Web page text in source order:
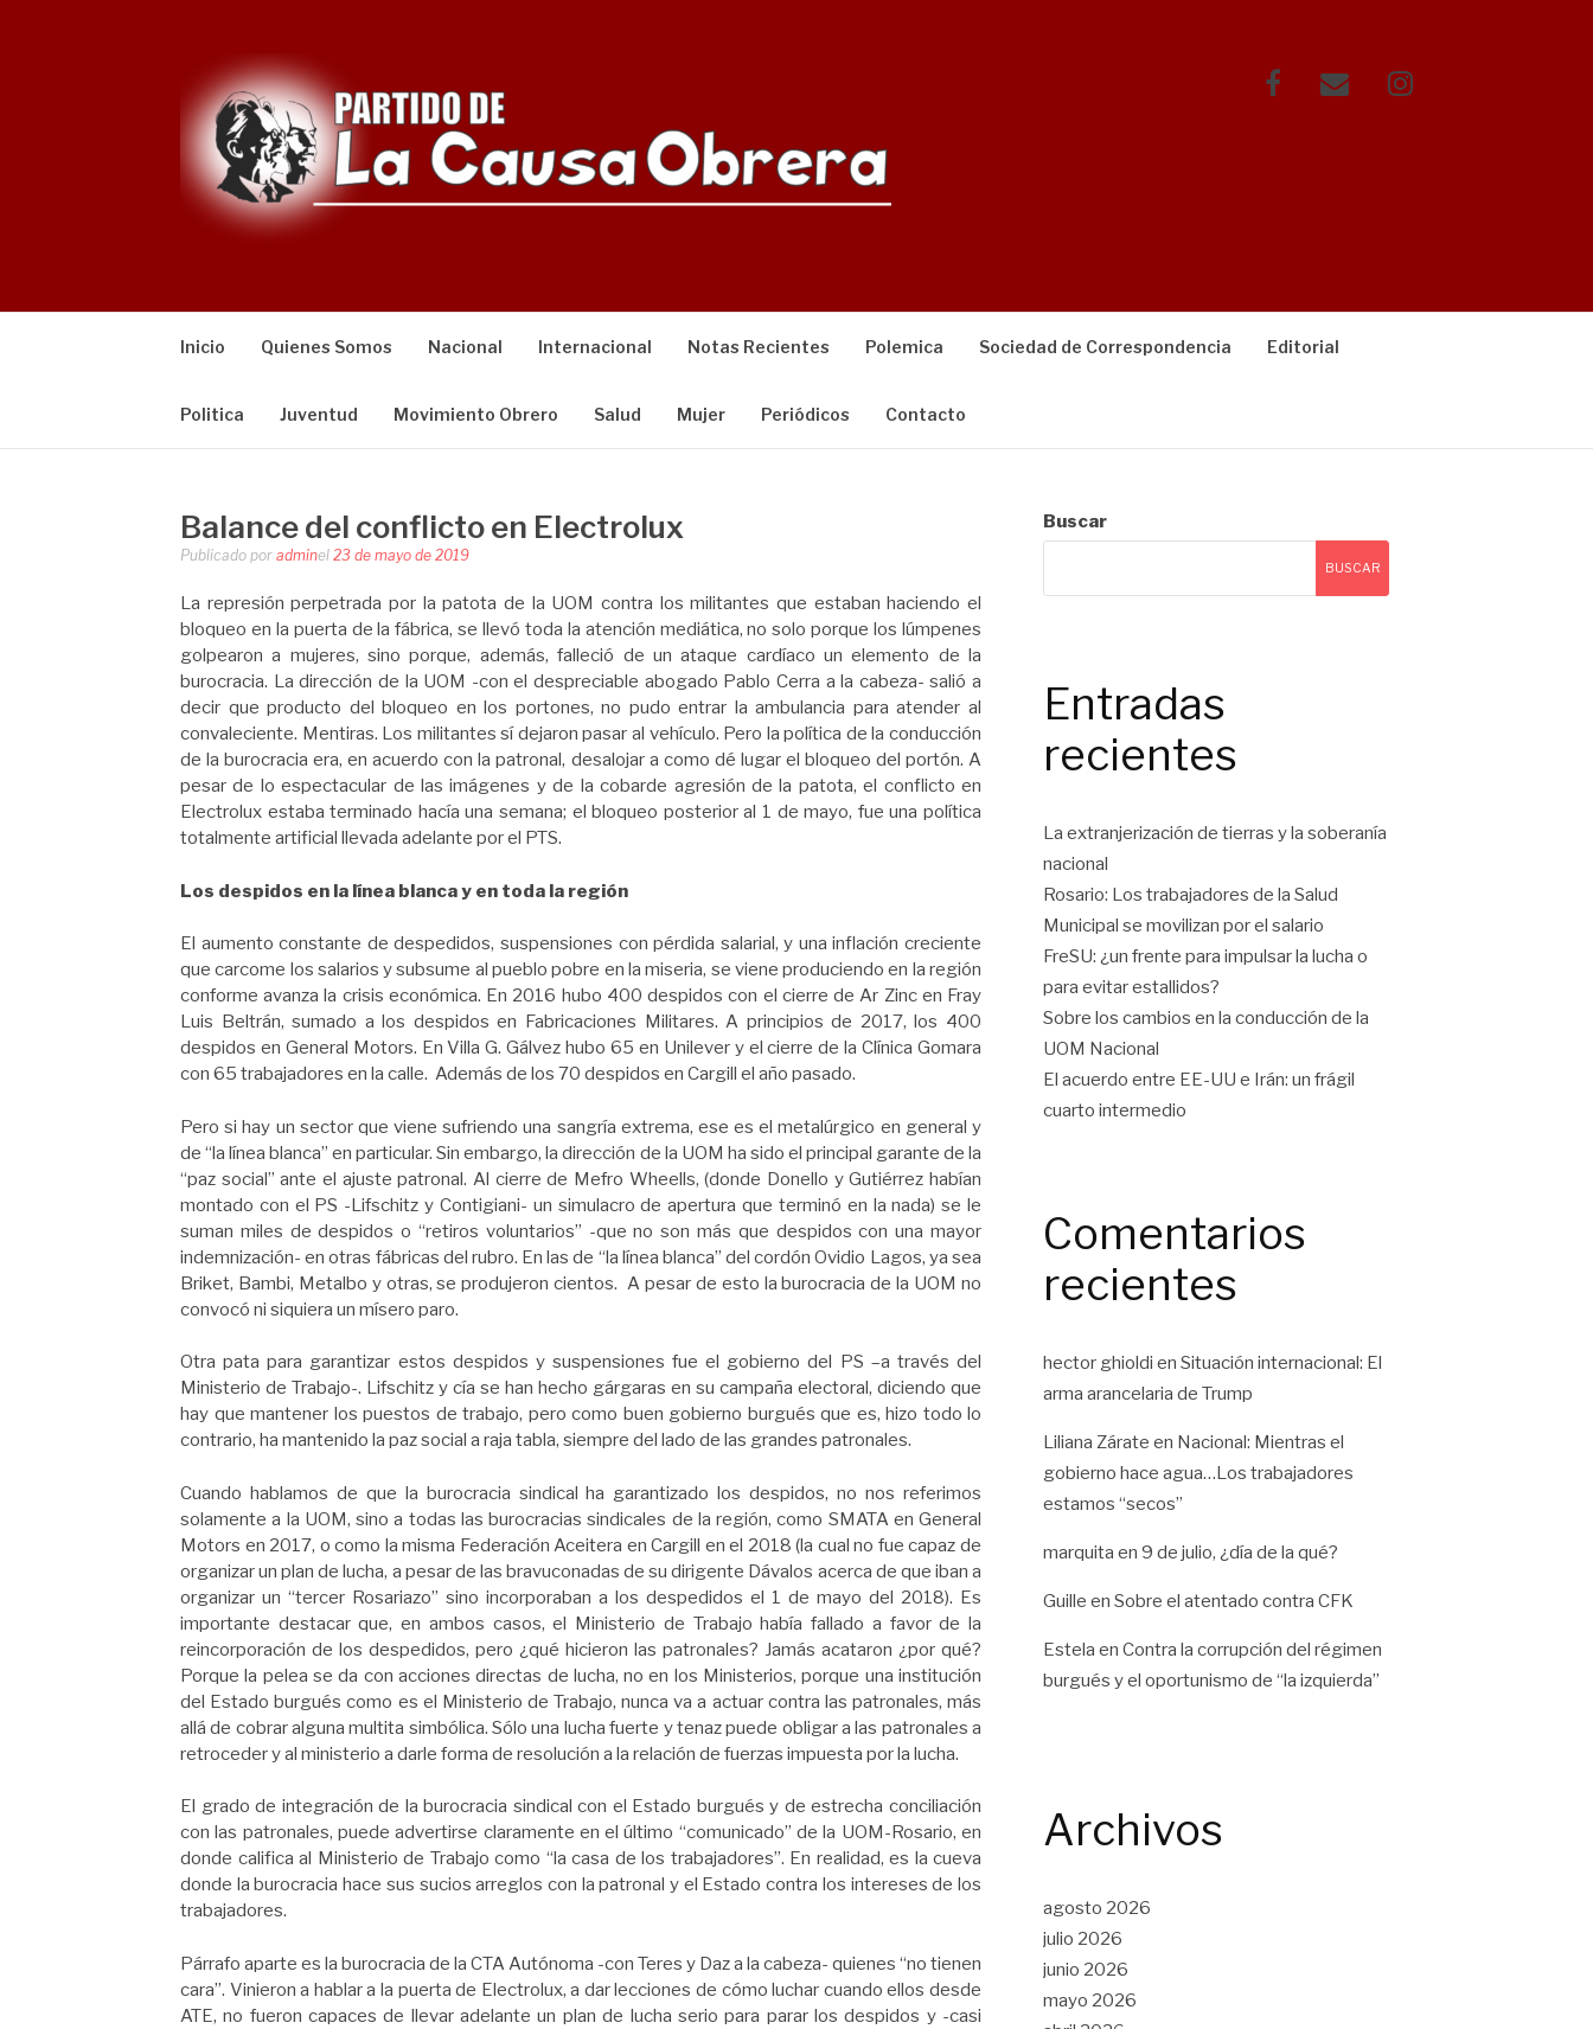
FacebookCorreo Instagram
Inicio Quienes Somos Nacional Internacional Notas Recientes Polemica Sociedad de Correspondencia Editorial
Politica Juventud Movimiento Obrero Salud Mujer Periódicos Contacto
Balance del conflicto en Electrolux
Publicado por adminel 23 de mayo de 2019
La represión perpetrada por la patota de la UOM contra los militantes que estaban haciendo el
bloqueo en la puerta de la fábrica, se llevó toda la atención mediática, no solo porque los lúmpenes
golpearon a mujeres, sino porque, además, falleció de un ataque cardíaco un elemento de la
burocracia. La dirección de la UOM -con el despreciable abogado Pablo Cerra a la cabeza- salió a
decir que producto del bloqueo en los portones, no pudo entrar la ambulancia para atender al
convaleciente. Mentiras. Los militantes sí dejaron pasar al vehículo. Pero la política de la conducción
de la burocracia era, en acuerdo con la patronal, desalojar a como dé lugar el bloqueo del portón. A
pesar de lo espectacular de las imágenes y de la cobarde agresión de la patota, el conflicto en
Electrolux estaba terminado hacía una semana; el bloqueo posterior al 1 de mayo, fue una política
totalmente artificial llevada adelante por el PTS.
Los despidos en la línea blanca y en toda la región
El aumento constante de despedidos, suspensiones con pérdida salarial, y una inflación creciente
que carcome los salarios y subsume al pueblo pobre en la miseria, se viene produciendo en la región
conforme avanza la crisis económica. En 2016 hubo 400 despidos con el cierre de Ar Zinc en Fray
Luis Beltrán, sumado a los despidos en Fabricaciones Militares. A principios de 2017, los 400
despidos en General Motors. En Villa G. Gálvez hubo 65 en Unilever y el cierre de la Clínica Gomara
con 65 trabajadores en la calle. Además de los 70 despidos en Cargill el año pasado.
Pero si hay un sector que viene sufriendo una sangría extrema, ese es el metalúrgico en general y
de “la línea blanca” en particular. Sin embargo, la dirección de la UOM ha sido el principal garante de la
“paz social” ante el ajuste patronal. Al cierre de Mefro Wheells, (donde Donello y Gutiérrez habían
montado con el PS -Lifschitz y Contigiani- un simulacro de apertura que terminó en la nada) se le
suman miles de despidos o “retiros voluntarios” -que no son más que despidos con una mayor
indemnización- en otras fábricas del rubro. En las de “la línea blanca” del cordón Ovidio Lagos, ya sea
Briket, Bambi, Metalbo y otras, se produjeron cientos. A pesar de esto la burocracia de la UOM no
convocó ni siquiera un mísero paro.
Otra pata para garantizar estos despidos y suspensiones fue el gobierno del PS –a través del
Ministerio de Trabajo-. Lifschitz y cía se han hecho gárgaras en su campaña electoral, diciendo que
hay que mantener los puestos de trabajo, pero como buen gobierno burgués que es, hizo todo lo
contrario, ha mantenido la paz social a raja tabla, siempre del lado de las grandes patronales.
Cuando hablamos de que la burocracia sindical ha garantizado los despidos, no nos referimos
solamente a la UOM, sino a todas las burocracias sindicales de la región, como SMATA en General
Motors en 2017, o como la misma Federación Aceitera en Cargill en el 2018 (la cual no fue capaz de
organizar un plan de lucha, a pesar de las bravuconadas de su dirigente Dávalos acerca de que iban a
organizar un “tercer Rosariazo” sino incorporaban a los despedidos el 1 de mayo del 2018). Es
importante destacar que, en ambos casos, el Ministerio de Trabajo había fallado a favor de la
reincorporación de los despedidos, pero ¿qué hicieron las patronales? Jamás acataron ¿por qué?
Porque la pelea se da con acciones directas de lucha, no en los Ministerios, porque una institución
del Estado burgués como es el Ministerio de Trabajo, nunca va a actuar contra las patronales, más
allá de cobrar alguna multita simbólica. Sólo una lucha fuerte y tenaz puede obligar a las patronales a
retroceder y al ministerio a darle forma de resolución a la relación de fuerzas impuesta por la lucha.
El grado de integración de la burocracia sindical con el Estado burgués y de estrecha conciliación
con las patronales, puede advertirse claramente en el último “comunicado” de la UOM-Rosario, en
donde califica al Ministerio de Trabajo como “la casa de los trabajadores”. En realidad, es la cueva
donde la burocracia hace sus sucios arreglos con la patronal y el Estado contra los intereses de los
trabajadores.
Párrafo aparte es la burocracia de la CTA Autónoma -con Teres y Daz a la cabeza- quienes “no tienen
cara”. Vinieron a hablar a la puerta de Electrolux, a dar lecciones de cómo luchar cuando ellos desde
ATE, no fueron capaces de llevar adelante un plan de lucha serio para parar los despidos y -casi
Buscar
BUSCAR
Entradas
recientes
La extranjerización de tierras y la soberanía
nacional
Rosario: Los trabajadores de la Salud
Municipal se movilizan por el salario
FreSU: ¿un frente para impulsar la lucha o
para evitar estallidos?
Sobre los cambios en la conducción de la
UOM Nacional
El acuerdo entre EE-UU e Irán: un frágil
cuarto intermedio
Comentarios
recientes
hector ghioldi en Situación internacional: El
arma arancelaria de Trump
Liliana Zárate en Nacional: Mientras el
gobierno hace agua…Los trabajadores
estamos “secos”
marquita en 9 de julio, ¿día de la qué?
Guille en Sobre el atentado contra CFK
Estela en Contra la corrupción del régimen
burgués y el oportunismo de “la izquierda”
Archivos
agosto 2026
julio 2026
junio 2026
mayo 2026